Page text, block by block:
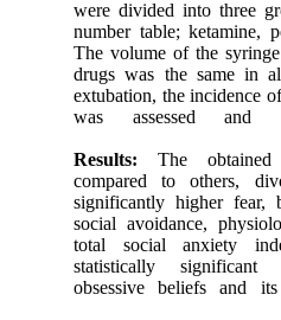
were divided into three
number table; ketamine,
The volume of the
drugs was the same in
extubation, the incidence
was assessed
Results:
The
compared to others,
significantly higher fear,
social avoidance,
total social anxiety
statistically
obsessive beliefs and